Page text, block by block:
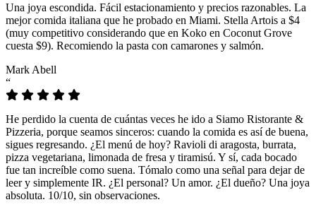
Una joya escondida. Fácil estacionamiento y precios razonables. La
mejor comida italiana que he probado en Miami. Stella Artois a $4
(muy competitivo considerando que en Koko en Coconut Grove
cuesta $9). Recomiendo la pasta con camarones y salmón.
Mark Abell
“
He perdido la cuenta de cuántas veces he ido a Siamo Ristorante &
Pizzeria, porque seamos sinceros: cuando la comida es así de buena,
sigues regresando. ¿El menú de hoy? Ravioli di aragosta, burrata,
pizza vegetariana, limonada de fresa y tiramisú. Y sí, cada bocado
fue tan increíble como suena. Tómalo como una señal para dejar de
leer y simplemente IR. ¿El personal? Un amor. ¿El dueño? Una joya
absoluta. 10/10, sin observaciones.